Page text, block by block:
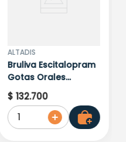
ALTADIS
Bruliva Escitalopram
Gotas Orales
10Mg/Ml X 28 Ml
$ 132.700
1